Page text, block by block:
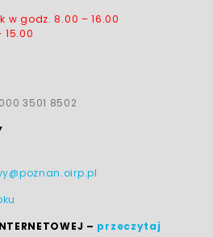
w godz. 8.00 – 16.00
15.00
3501 8502
– przeczytaj